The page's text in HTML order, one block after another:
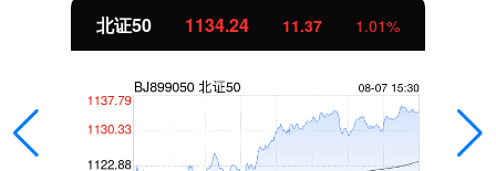
北证50 1134.24 11.37 1.01%